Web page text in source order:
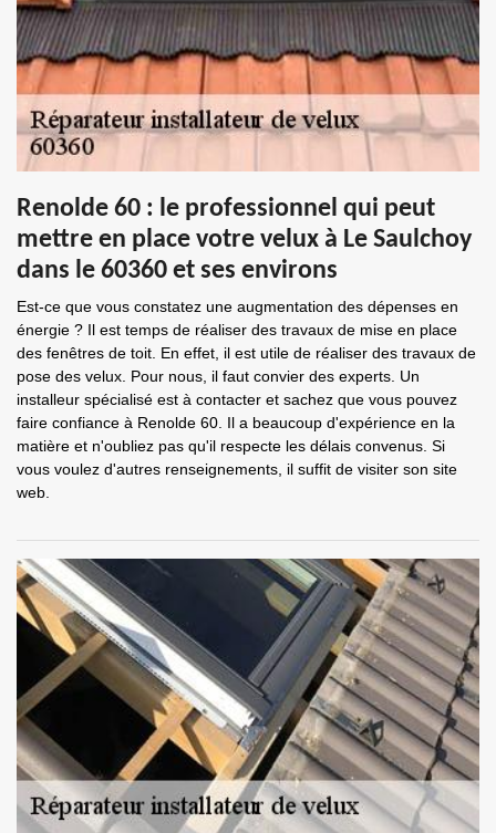
Renolde 60 : le professionnel qui peut
mettre en place votre velux à Le Saulchoy
dans le 60360 et ses environs
Est-ce que vous constatez une augmentation des dépenses en
énergie ? Il est temps de réaliser des travaux de mise en place
des fenêtres de toit. En effet, il est utile de réaliser des travaux de
pose des velux. Pour nous, il faut convier des experts. Un
installeur spécialisé est à contacter et sachez que vous pouvez
faire confiance à Renolde 60. Il a beaucoup d'expérience en la
matière et n'oubliez pas qu'il respecte les délais convenus. Si
vous voulez d'autres renseignements, il suffit de visiter son site
web.